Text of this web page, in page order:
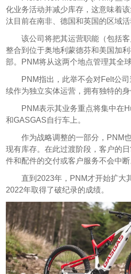
化业务活动并减少库存，这意味着
汰目前在南非、德国和英国的区域活
该公司将把其运营职能（包括客
整合到位于奥地利蒙德芬和美国加
部。PNM将从这两个地点管理其全球
PNM指出，此举不会对Felt公
续作为独立实体运营，拥有独特的身
PNM表示其业务重点将集中在
和GASGAS自行车上。
作为战略调整的一部分，PNM
现有库存。在此过渡阶段，客户的
件和配件的交付或客户服务不会中断
直到2023年，PNM才开始扩大
2022年取得了破纪录的成绩。